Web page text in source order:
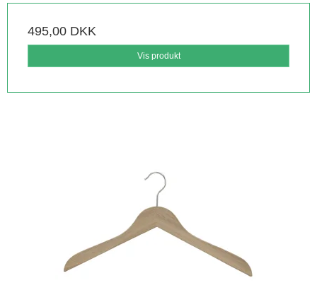
495,00 DKK
Vis produkt